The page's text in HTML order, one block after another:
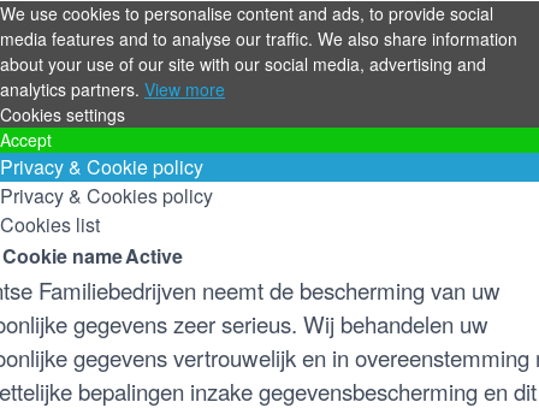
We use cookies to personalise content and ads, to provide social
media features and to analyse our traffic. We also share information
about your use of our site with our social media, advertising and
analytics partners. View more
Cookies settings
Accept
Privacy & Cookie policy
Privacy & Cookies policy
Cookies list
Cookie nameActive
Familiebedrijven neemt de bescherming van uw
gegevens zeer serieus. Wij behandelen uw
gegevens vertrouwelijk en in overeenstemming
bepalingen inzake gegevensbescherming en dit